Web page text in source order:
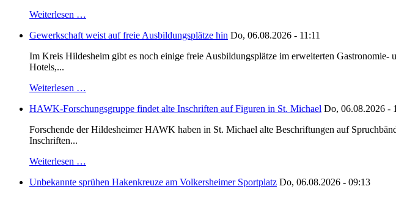
Weiterlesen …
Gewerkschaft weist auf freie Ausbildungsplätze hin Do, 06.08.2026 - 11:11
Im Kreis Hildesheim gibt es noch einige freie Ausbildungsplätze im erweiterten
Hotels,...
Weiterlesen …
HAWK-Forschungsgruppe findet alte Inschriften auf Figuren in St. Michael Do, 06.08.2026 -
Forschende der Hildesheimer HAWK haben in St. Michael alte Beschriftungen auf
Inschriften...
Weiterlesen …
Unbekannte sprühen Hakenkreuze am Volkersheimer Sportplatz Do, 06.08.2026 - 09:13